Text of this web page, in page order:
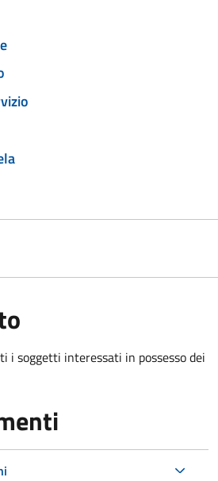
i soggetti interessati in possesso dei